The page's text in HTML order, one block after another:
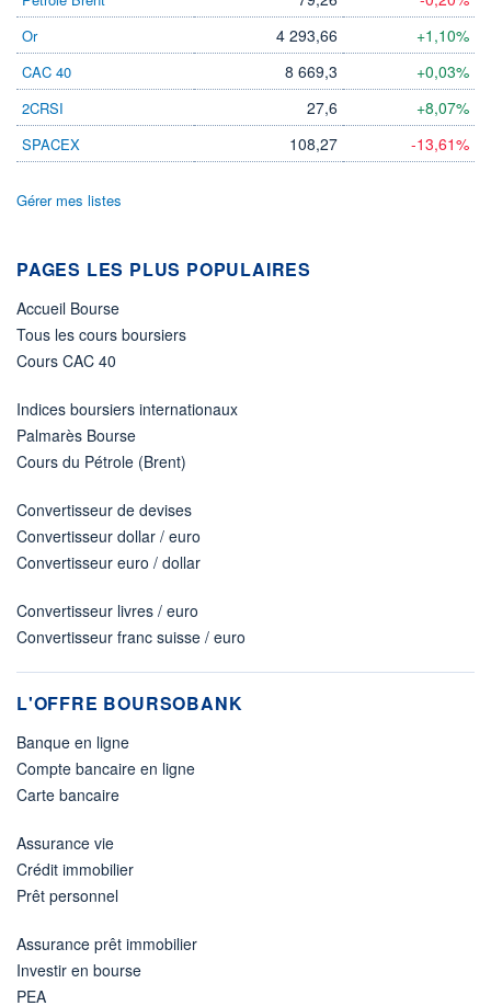
Non éligible
Boursobank
+ PORTEFEUILLE + LISTE
Or 4 293,66 +1,10%
CAC 40 8 669,3 +0,03%
2CRSI 27,6 +8,07%
SPACEX 108,27 -13,61%
Gérer mes listes
PAGES LES PLUS POPULAIRES
Accueil Bourse
Tous les cours boursiers
Cours CAC 40
Indices boursiers internationaux
Palmarès Bourse
Cours du Pétrole (Brent)
Convertisseur de devises
Convertisseur dollar / euro
Convertisseur euro / dollar
Convertisseur livres / euro
Convertisseur franc suisse / euro
L'OFFRE BOURSOBANK
Banque en ligne
Compte bancaire en ligne
Carte bancaire
Assurance vie
Crédit immobilier
Prêt personnel
Assurance prêt immobilier
Investir en bourse
PEA